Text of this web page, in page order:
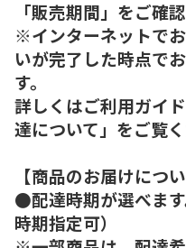
「販売期間」をご確
※インターネットで
いが完了した時点で
す。
詳しくはご利用ガイ
達について」をご覧く
【商品のお届けについ
●配達時期が選べま
時期指定可）